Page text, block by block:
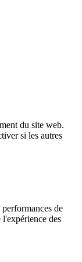
du site web.
si les autres
de
des